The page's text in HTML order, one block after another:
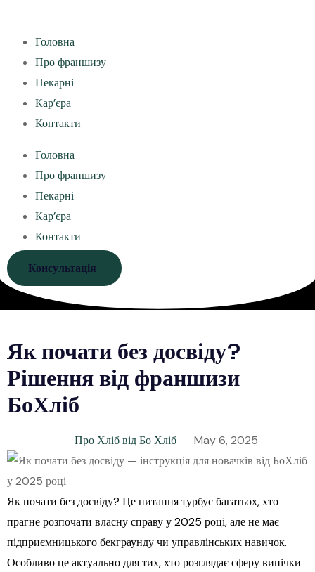
Головна
Про франшизу
Пекарні
Кар’єра
Контакти
Головна
Про франшизу
Пекарні
Кар’єра
Контакти
Консультація
Як почати без досвіду?
Рішення від франшизи
БоХліб
Про Хліб від Бо Хліб May 6, 2025
Як почати без досвіду? Це питання турбує багатьох, хто
прагне розпочати власну справу у 2025 році, але не має
підприємницького бекграунду чи управлінських навичок.
Особливо це актуально для тих, хто розглядає сферу випічки